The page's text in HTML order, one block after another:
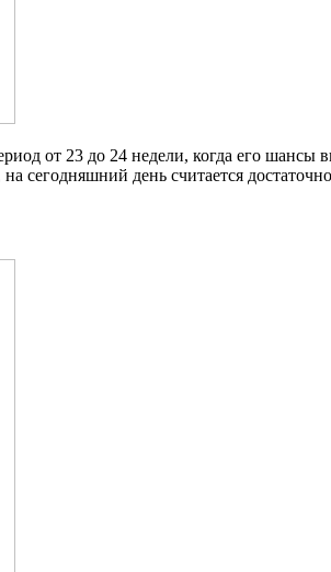
от 23 до 24 недели, когда его
сегодняшний день считается